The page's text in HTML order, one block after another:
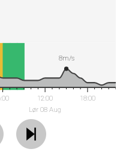
12:00
Lør 08 Aug
18:00
8m/s